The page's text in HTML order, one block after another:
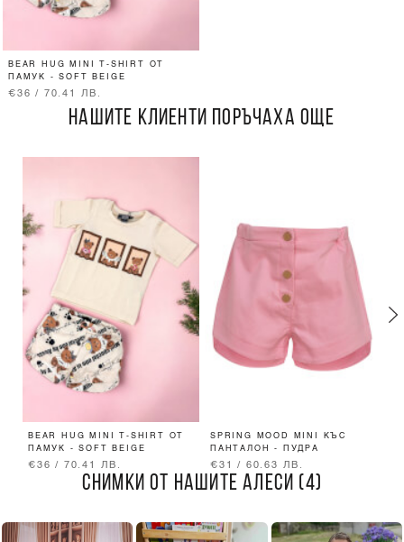
BEAR HUG MINI T-SHIRT ОТ
ПАМУК - SOFT BEIGE
€36 / 70.41 ЛВ.
НАШИТЕ КЛИЕНТИ ПОРЪЧАХА ОЩЕ
BEAR HUG MINI T-SHIRT ОТ
ПАМУК - SOFT BEIGE
€36 / 70.41 ЛВ.
SPRING MOOD MINI КЪС
ПАНТАЛОН - ПУДРА
€31 / 60.63 ЛВ.
СНИМКИ ОТ НАШИТЕ АЛЕСИ (4)